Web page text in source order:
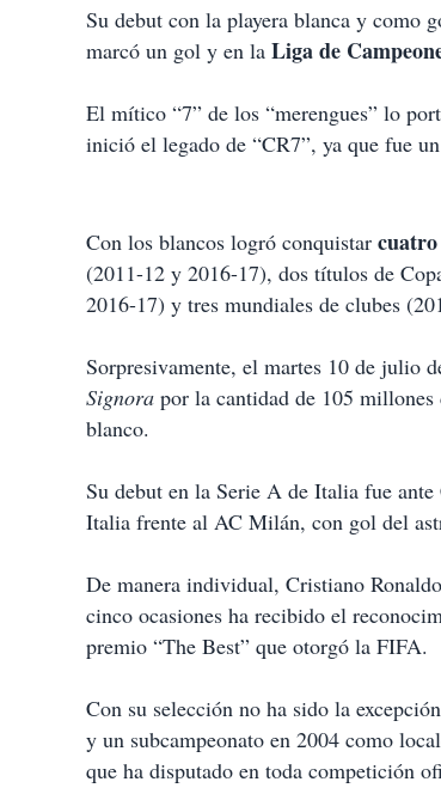
Su debut con la playera blanca y como
marcó un gol y en la Liga de
El mítico “7” de los “merengues” lo
inició el legado de “CR7”, ya que fue
Con los blancos logró conquistar
(2011-12 y 2016-17), dos títulos de
2016-17) y tres mundiales de clubes
Sorpresivamente, el martes 10 de julio
Signora por la cantidad de 105
blanco.
Su debut en la Serie A de Italia fue
Italia frente al AC Milán, con gol del
De manera individual, Cristiano
cinco ocasiones ha recibido el
premio “The Best” que otorgó la FIFA.
Con su selección no ha sido la
y un subcampeonato en 2004 como
que ha disputado en toda competición